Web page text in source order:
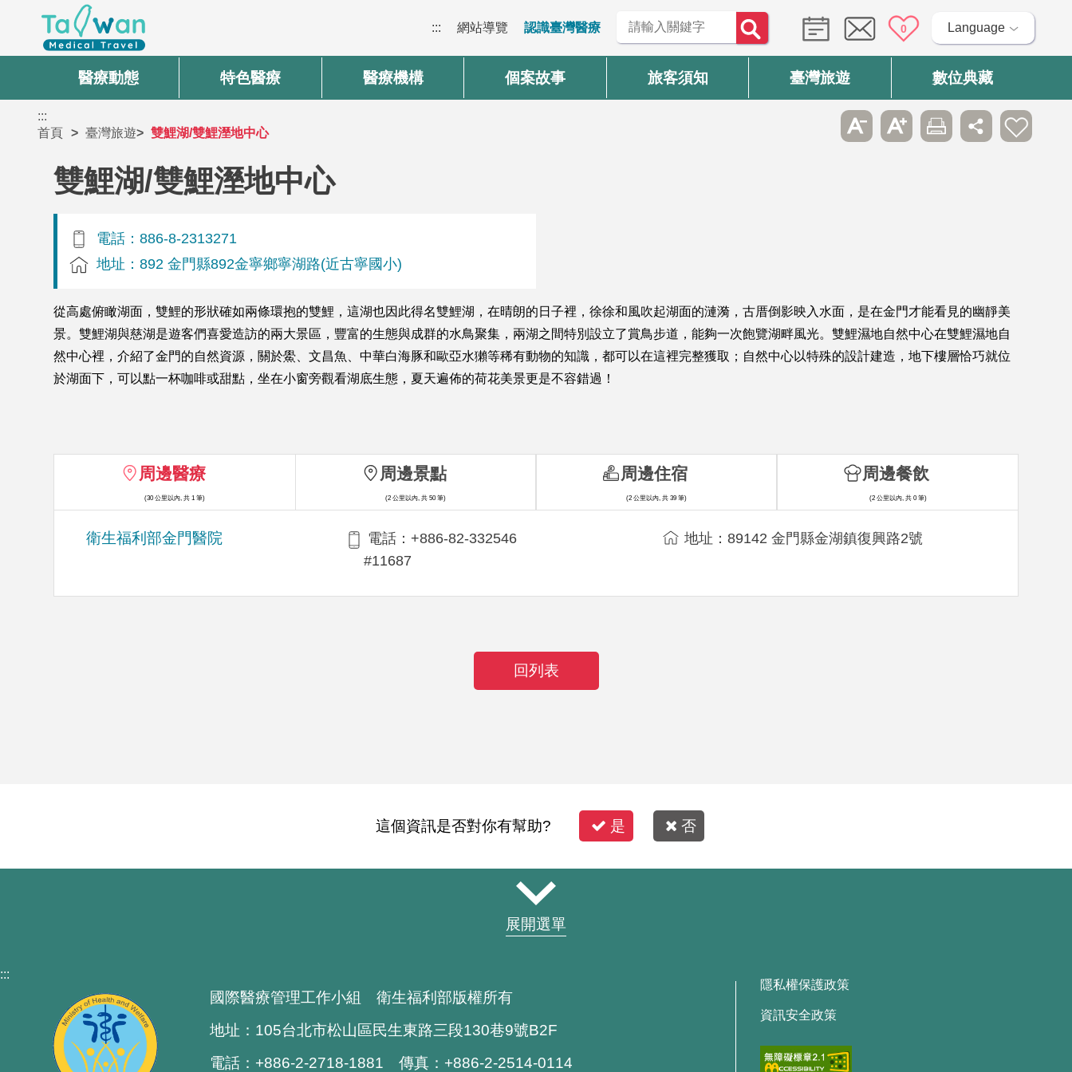
::: 網站導覽 認識臺灣醫療 0 Language
醫療動態 特色醫療 醫療機構 個案故事 旅客須知 臺灣旅遊 數位典藏
:::
首頁
臺灣旅遊 雙鯉湖/雙鯉溼地中心
雙鯉湖/雙鯉溼地中心
電話：886-8-2313271
地址：892 金門縣892金寧鄉寧湖路(近古寧國小)
從高處俯瞰湖面，雙鯉的形狀確如兩條環抱的雙鯉，這湖也因此得名雙鯉湖，在晴朗的日子裡，徐徐和風吹起湖面的漣漪，古厝倒影映入水面，是在金門才能看見的幽靜美
景。雙鯉湖與慈湖是遊客們喜愛造訪的兩大景區，豐富的生態與成群的水鳥聚集，兩湖之間特別設立了賞鳥步道，能夠一次飽覽湖畔風光。雙鯉濕地自然中心在雙鯉濕地自
然中心裡，介紹了金門的自然資源，關於鱟、文昌魚、中華白海豚和歐亞水獺等稀有動物的知識，都可以在這裡完整獲取；自然中心以特殊的設計建造，地下樓層恰巧就位
於湖面下，可以點一杯咖啡或甜點，坐在小窗旁觀看湖底生態，夏天遍佈的荷花美景更是不容錯過！
周邊醫療
(30 公里以內, 共 1 筆)
衛生福利部金門醫院
電話：+886-82-332546
#11687
地址：89142 金門縣金湖鎮復興路2號
周邊景點
(2 公里以內, 共 50 筆)
周邊住宿
(2 公里以內, 共 39 筆)
周邊餐飲
(2 公里以內, 共 0 筆)
回列表
這個資訊是否對你有幫助? 是 否
展開選單
:::
國際醫療管理工作小組 衛生福利部版權所有
地址：105台北市松山區民生東路三段130巷9號B2F
電話：+886-2-2718-1881 傳真：+886-2-2514-0114
隱私權保護政策
資訊安全政策